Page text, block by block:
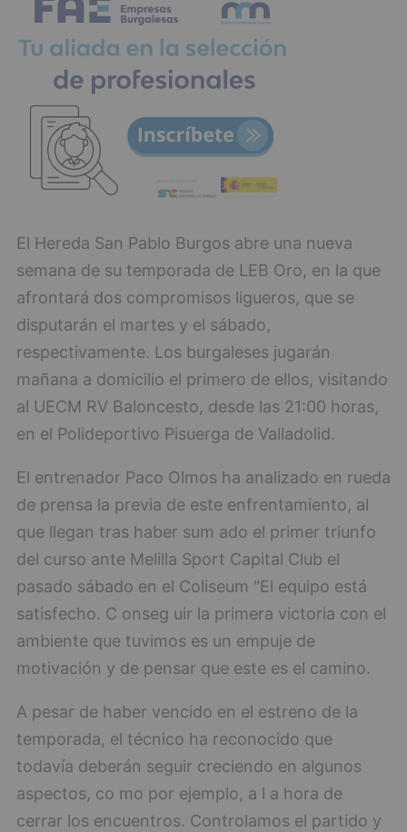
El Hereda San Pablo Burgos abre una nueva
semana de su temporada de LEB Oro, en la que
afrontará dos compromisos ligueros, que se
disputarán el martes y el sábado,
respectivamente. Los burgaleses jugarán
mañana a domicilio el primero de ellos, visitando
al UECM RV Baloncesto, desde las 21:00 horas,
en el Polideportivo Pisuerga de Valladolid.
El entrenador Paco Olmos ha analizado en rueda
de prensa la previa de este enfrentamiento, al
que llegan tras haber sum ado el primer triunfo
del curso ante Melilla Sport Capital Club el
pasado sábado en el Coliseum "El equipo está
satisfecho. C onseg uir la primera victoria con el
ambiente que tuvimos es un empuje de
motivación y de pensar que este es el camino.
A pesar de haber vencido en el estreno de la
temporada, el técnico ha reconocido que
todavía deberán seguir creciendo en algunos
aspectos, co mo por ejemplo, a l a hora de
cerrar los encuentros. Controlamos el partido y